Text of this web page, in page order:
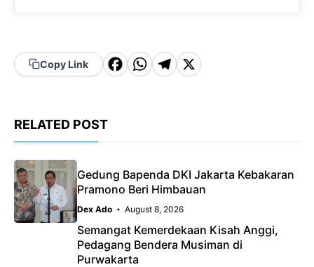
Copy Link
F
o
o
k
W
A
p
p
T
a
m
X
RELATED POST
Gedung Bapenda DKI Jakarta Kebakaran
Pramono Beri Himbauan
Dex Ado August 8, 2026
Semangat Kemerdekaan Kisah Anggi,
Pedagang Bendera Musiman di
Purwakarta